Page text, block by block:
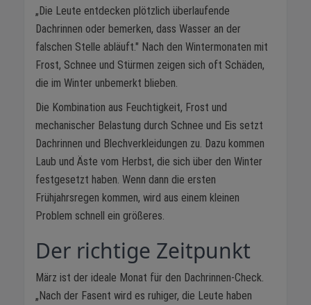
„Die Leute entdecken plötzlich überlaufende
Dachrinnen oder bemerken, dass Wasser an der
falschen Stelle abläuft." Nach den Wintermonaten mit
Frost, Schnee und Stürmen zeigen sich oft Schäden,
die im Winter unbemerkt blieben.
Die Kombination aus Feuchtigkeit, Frost und
mechanischer Belastung durch Schnee und Eis setzt
Dachrinnen und Blechverkleidungen zu. Dazu kommen
Laub und Äste vom Herbst, die sich über den Winter
festgesetzt haben. Wenn dann die ersten
Frühjahrsregen kommen, wird aus einem kleinen
Problem schnell ein größeres.
Der richtige Zeitpunkt
März ist der ideale Monat für den Dachrinnen-Check.
„Nach der Fasent wird es ruhiger, die Leute haben